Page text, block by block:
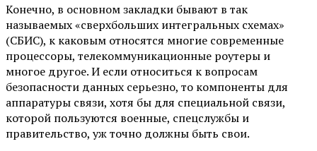
Конечно, в основном закладки бывают в так
называемых «сверхбольших интегральных схемах»
(СБИС), к каковым относятся многие современные
процессоры, телекоммуникационные роутеры и
многое другое. И если относиться к вопросам
безопасности данных серьезно, то компоненты для
аппаратуры связи, хотя бы для специальной связи,
которой пользуются военные, спецслужбы и
правительство, уж точно должны быть свои.